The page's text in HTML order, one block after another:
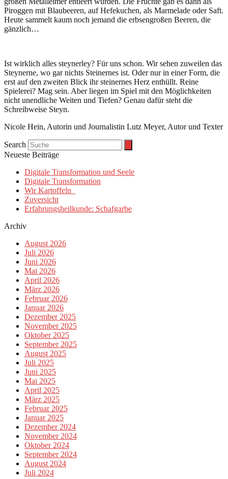
Piroggen mit Blaubeeren, auf Hefekuchen, als Marmelade oder Saft.
Heute sammelt kaum noch jemand die erbsengroßen Beeren, die
gänzlich…
Ist wirklich alles steynerley? Für uns schon. Wir sehen zuweilen das
Steynerne, wo gar nichts Steinernes ist. Oder nur in einer Form, die
erst auf den zweiten Blick ihr steinernes Herz enthüllt. Reine
Spielerei? Mag sein. Aber liegen im Spiel mit den Möglichkeiten
nicht unendliche Weiten und Tiefen? Genau dafür steht die
Schreibweise Steyn.
Nicole Hein, Autorin und Journalistin Lutz Meyer, Autor und Texter
Search
Neueste Beiträge
Digitale Transformation und Seele
Digitale Transformation
Wir Kartoffeln
Zuversicht
Erfahrungsheilkunde: Schafgarbe
Archiv
August 2026
Juli 2026
Juni 2026
Mai 2026
April 2026
März 2026
Februar 2026
Januar 2026
Dezember 2025
November 2025
Oktober 2025
September 2025
August 2025
Juli 2025
Juni 2025
Mai 2025
April 2025
März 2025
Februar 2025
Januar 2025
Dezember 2024
November 2024
Oktober 2024
September 2024
August 2024
Juli 2024